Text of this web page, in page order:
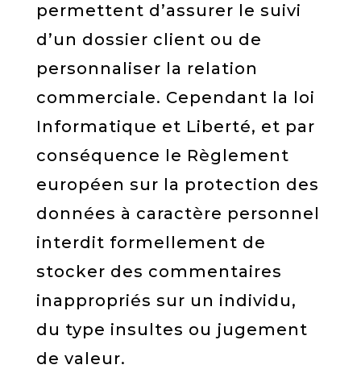
permettent d’assurer le suivi
d’un dossier client ou de
personnaliser la relation
commerciale. Cependant la loi
Informatique et Liberté, et par
conséquence le Règlement
européen sur la protection des
données à caractère personnel
interdit formellement de
stocker des commentaires
inappropriés sur un individu,
du type insultes ou jugement
de valeur.